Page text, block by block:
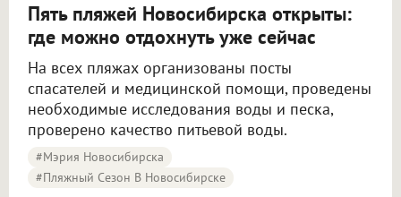
Пять пляжей Новосибирска открыты:
где можно отдохнуть уже сейчас
На всех пляжах организованы посты
спасателей и медицинской помощи, проведены
необходимые исследования воды и песка,
проверено качество питьевой воды.
#Мэрия Новосибирска
#Пляжный Сезон В Новосибирске